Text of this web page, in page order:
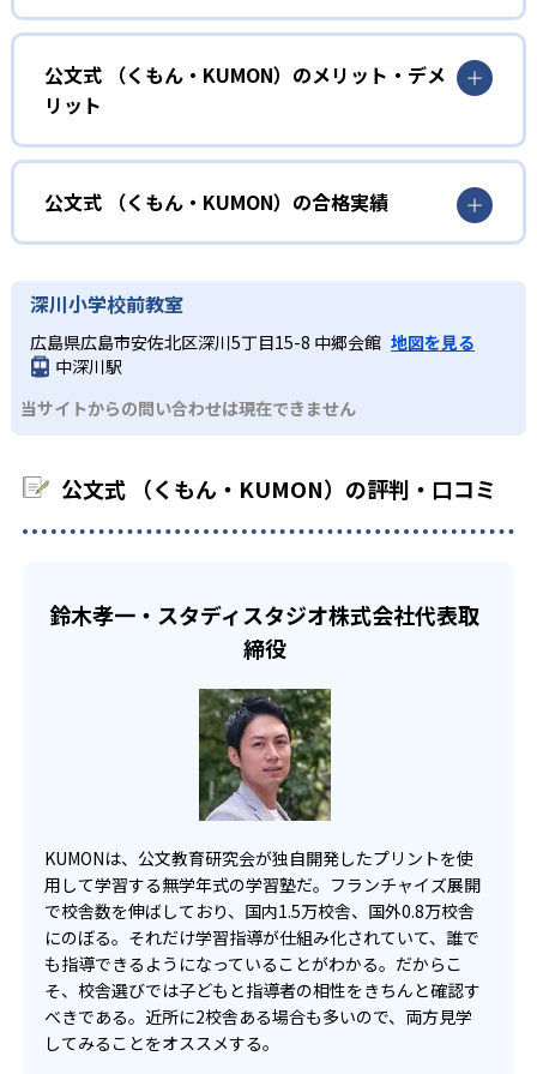
確実に100点が取れるレベルから少しずつ難易度を上げてい
しさを経験できる。
ルステップで進んでいけるよう工夫されている。このスタ
イルは子どもの学習意欲をかき立てるため、教えてもらう
という受け身の姿勢ではなく、自ら進んで学ぶ姿勢を身に
つけられるだろう。
また、自学学習スタイルで学ぶ子どもたちは、自らの学習
課題に気がつくようになる。学年を超えた範囲も学習でき
るため、早い時期から高校教材に進む生徒もいる。
03 フレキシブルな受講スタイル
でも週2回受講できる。そのため、部活や他の習い事で忙し
幼児
小学校に入る準備をしたい幼児向け
KUMONでは細かいステップに分かれた教材で、わかる楽し
さを経験しながら無理なく力を高めていける。
性格や学習への取り組み姿勢に合わせて内容も調整するた
め、小学校に入ってもつまずきにくい学力を身につけられ
るだろう。
中学に向けて苦手教科を克服したい子ども向け
KUMONでは経験豊富な先生が、子どものやる気を引き出せ
るよう適切なヒントを与えたり、声かけをしたりしてい
少しずつ苦手意識を克服できるだろう。
部活や習い事と両立したい生徒向け
KUMONでは、一人ひとりの学習状況やスケジュールに合わ
宿題の量や進め方に関しては、いつでも気軽に相談可能
だ。
公文式 （くもん・KUMON）のメリット・デメ
リット
どんなメリットがある？
KUMONでは自学自習スタイルで勉強するため、集中力や目
標に向かって頑張りやり抜く力を育むことができる。ま
た、年齢や学年にとらわれずに自分の学力に相応したレベ
ルから学習できるため、難しすぎてやる気を損ねたり、簡
単すぎて退屈することもない。
どんなデメリットがある？
KUMONでは、中高生のクラスでも数学・英語・国語の3教
科に限られるため、その他の教科に関しては他塾を検討す
る必要があるだろう。
公文式 （くもん・KUMON）の合格実績
KUMONは、公式サイトでは合格実績は公開していない。志
わせたい。
深川小学校前教室
広島県広島市安佐北区深川5丁目15-8 中郷会館 地図を見る
中深川駅
当サイトからの問い合わせは現在できません
公文式 （くもん・KUMON）の評判・口コミ
鈴木孝一・スタディスタジオ株式会社代表取
締役
KUMONは、公文教育研究会が独自開発したプリントを使
用して学習する無学年式の学習塾だ。フランチャイズ展開
で校舎数を伸ばしており、国内1.5万校舎、国外0.8万校舎
にのぼる。それだけ学習指導が仕組み化されていて、誰で
も指導できるようになっていることがわかる。だからこ
そ、校舎選びでは子どもと指導者の相性をきちんと確認す
べきである。近所に2校舎ある場合も多いので、両方見学
してみることをオススメする。